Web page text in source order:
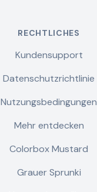
RECHTLICHES
Kundensupport
Datenschutzrichtlinie
Nutzungsbedingungen
Mehr entdecken
Colorbox Mustard
Grauer Sprunki